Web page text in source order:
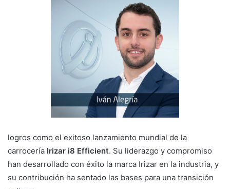
logros como el exitoso lanzamiento mundial de la
carrocería Irizar i8 Efficient. Su liderazgo y compromiso
han desarrollado con éxito la marca Irizar en la industria, y
su contribución ha sentado las bases para una transición